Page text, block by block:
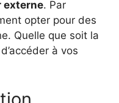
externe. Par
opter pour des
Quelle que soit la
à vos